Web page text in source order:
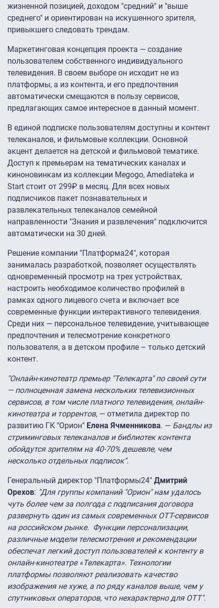
жизненной позицией, доходом "средний" и "выше
среднего" и ориентирован на искушенного зрителя,
привыкшего следовать трендам.
Маркетинговая концепция проекта — создание
пользователем собственного индивидуального
телевидения. В своем выборе он исходит не из
платформы, а из контента, и его предпочтения
автоматически смещаются в пользу сервисов,
предлагающих самое интересное в данный момент.
В единой подписке пользователям доступны и контент
телеканалов, и фильмовые коллекции. Основной
акцент делается на детской и фильмовой тематике.
Доступ к премьерам на тематических каналах и
киноновинкам из коллекции Megogo, Amediateka и
Start стоит от 299₽ в месяц. Для всех новых
подписчиков пакет познавательных и
развлекательных телеканалов семейной
направленности "Знания и развлечения" подключится
автоматически на 30 дней.
Решение компании "Платформа24", которая
занималась разработкой, позволяет осуществлять
одновременный просмотр на трех устройствах,
настроить необходимое количество профилей в
рамках одного лицевого счета и включает все
современные функции интерактивного телевидения.
Среди них — персональное телевидение, учитывающее
предпочтения и телесмотрение конкретного
пользователя, а в детском профиле – только детский
контент.
"Онлайн-кинотеатр премьер "Телекарта" по своей сути
— полноценная замена нескольких телевизионных
сервисов, в том числе платного телевидения, онлайн-
кинотеатра и торрентов, — отметила директор по
развитию ГК "Орион" Елена Ячменникова. — Бандлы из
стриминговых телеканалов и библиотек контента
обойдутся зрителям на 40-70% дешевле, чем
несколько отдельных подписок".
Генеральный директор "Платформы24" Дмитрий
Орехов: "Для группы компаний "Орион" нам удалось
чуть более чем за полгода с подписания договора
развернуть один из самых современных ОТТ-сервисов
на российском рынке. Функции персонализации,
различные модели телесмотрения и рекомендации
обеспечат легкий доступ пользователей к контенту в
онлайн-кинотеатре «Телекарта». Технологии
платформы позволяют реализовать качество
изображения не хуже, а по ряду каналов выше, чем у
спутниковых операторов, что нехарактерно для ОТТ".